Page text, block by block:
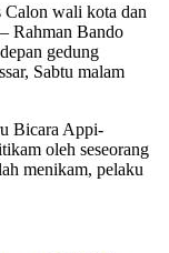
wali kota dan
Rahman Bando
gedung
Sabtu malam
Bicara Appi-
oleh seseorang
menikam, pelaku